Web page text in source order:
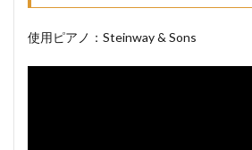
使用ピアノ：Steinway & Sons